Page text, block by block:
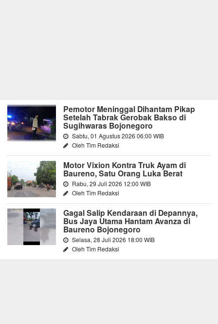
Pemotor Meninggal Dihantam Pikap
Setelah Tabrak Gerobak Bakso di
Sugihwaras Bojonegoro
Sabtu, 01 Agustus 2026 06:00 WIB
Oleh Tim Redaksi
Motor Vixion Kontra Truk Ayam di
Baureno, Satu Orang Luka Berat
Rabu, 29 Juli 2026 12:00 WIB
Oleh Tim Redaksi
Gagal Salip Kendaraan di Depannya,
Bus Jaya Utama Hantam Avanza di
Baureno Bojonegoro
Selasa, 28 Juli 2026 18:00 WIB
Oleh Tim Redaksi